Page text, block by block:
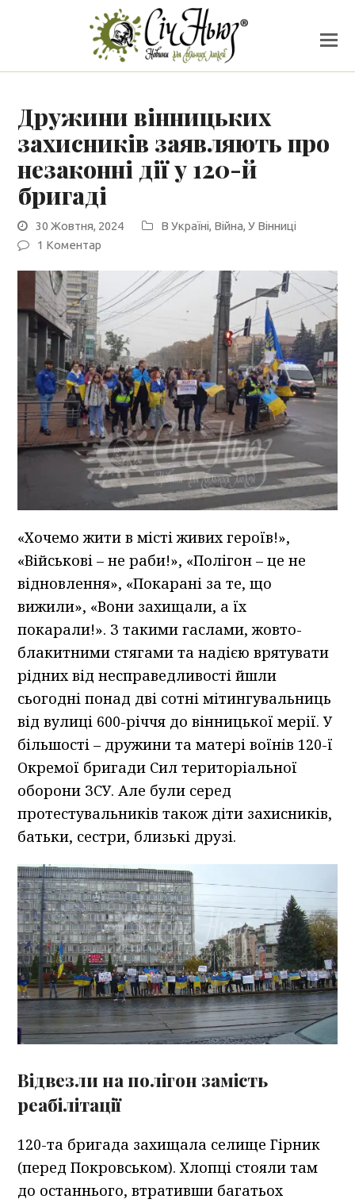
Дружини вінницьких
захисників заявляють про
незаконні дії у 120-й
бригаді
30 Жовтня, 2024 В Україні, Війна,У Вінниці
1 Коментар
«Хочемо жити в місті живих героїв!»,
«Військові – не раби!», «Полігон – це не
відновлення», «Покарані за те, що
вижили», «Вони захищали, а їх
покарали!». З такими гаслами, жовто-
блакитними стягами та надією врятувати
рідних від несправедливості йшли
сьогодні понад дві сотні мітингувальниць
від вулиці 600-річчя до вінницької мерії. У
більшості – дружини та матері воїнів 120-ї
Окремої бригади Сил територіальної
оборони ЗСУ. Але були серед
протестувальників також діти захисників,
батьки, сестри, близькі друзі.
Відвезли на полігон замість
реабілітації
120-та бригада захищала селище Гірник
(перед Покровськом). Хлопці стояли там
до останнього, втративши багатьох